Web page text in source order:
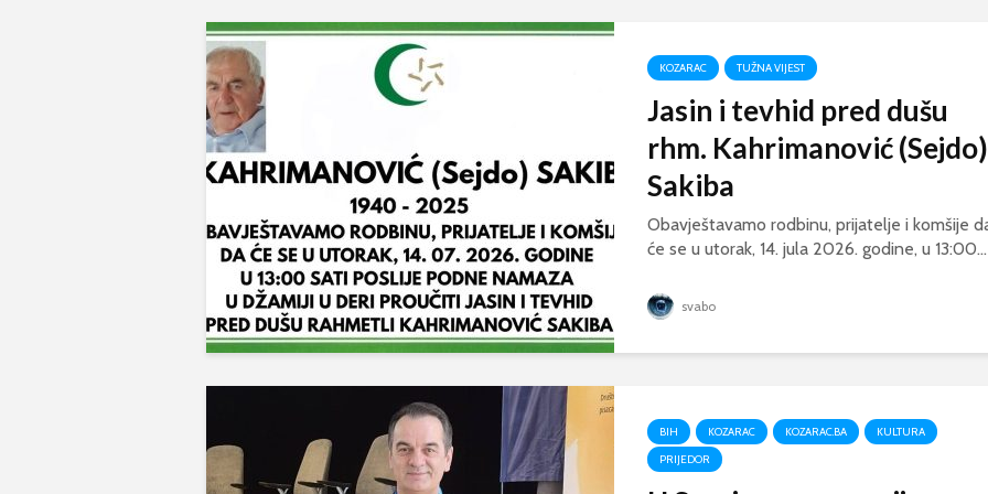
KOZARAC TUŽNA VIJEST
Jasin i tevhid pred dušu
rhm. Kahrimanović (Sejdo)
Sakiba
Obavještavamo rodbinu, prijatelje i komšije
će se u utorak, 14. jula 2026. godine, u 13:00...
svabo
BIH KOZARAC KOZARAC.BA
KULTURA
PRIJEDOR